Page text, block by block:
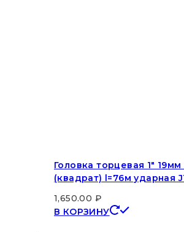
Головка торцевая 1″
(квадрат) l=76м ударная
1,650.00 ₽
В КОРЗИНУ